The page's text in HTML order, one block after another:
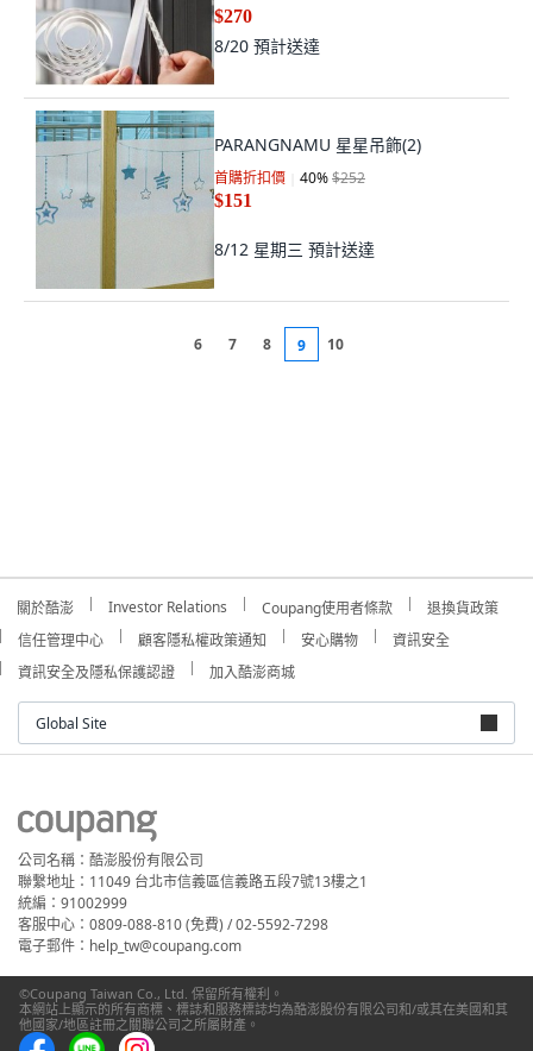
$270
8/20 預計送達
PARANGNAMU 星星吊飾(2)
首購折扣價 40%$252
$151
8/12 星期三 預計送達
6 7 8 9 10
關於酷澎 Investor Relations Coupang使用者條款
退換貨政策
信任管理中心
顧客隱私權政策通知 安心購物
資訊安全
資訊安全及隱私保護認證
加入酷澎商城
Global Site
公司名稱：酷澎股份有限公司
聯繫地址：11049 台北市信義區信義路五段7號13樓之1
統編：91002999
客服中心：0809-088-810 (免費) / 02-5592-7298
電子郵件：help_tw@coupang.com
©Coupang Taiwan Co., Ltd. 保留所有權利。
本網站上顯示的所有商標、標誌和服務標誌均為酷澎股份有限公司和/或其在美國和其
他國家/地區註冊之關聯公司之所屬財產。